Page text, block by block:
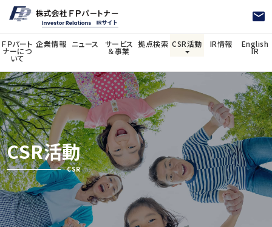
ＦＰパート
ナーにつ
いて
企業情報 ニュース サービス
＆事業
拠点検索 CSR活動
詳しく見る
CSR活動報告
IR情報 English
IR
CSR活動
CSR